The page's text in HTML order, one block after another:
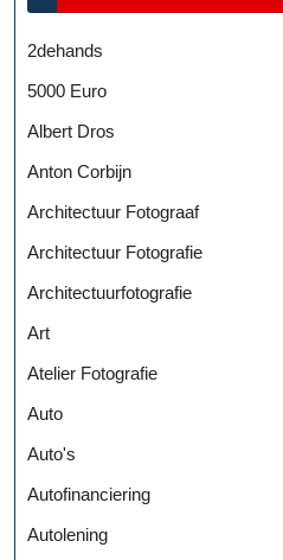
2dehands
5000 Euro
Albert Dros
Anton Corbijn
Architectuur Fotograaf
Architectuur Fotografie
Architectuurfotografie
Art
Atelier Fotografie
Auto
Auto's
Autofinanciering
Autolening